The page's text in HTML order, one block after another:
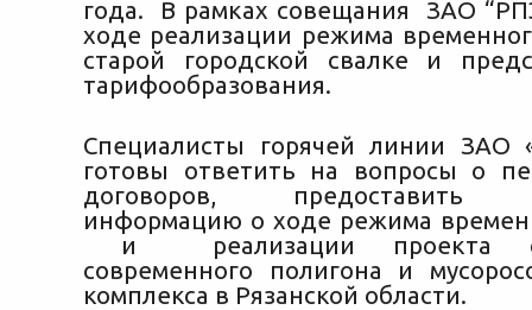
года. В рамках совещания ЗАО
ходе реализации режима
старой городской свалке и
тарифообразования.
Специалисты горячей линии ЗАО
готовы ответить на вопросы о
договоров, предоставить
информацию о ходе режима
и реализации проекта
современного полигона и
комплекса в Рязанской области.